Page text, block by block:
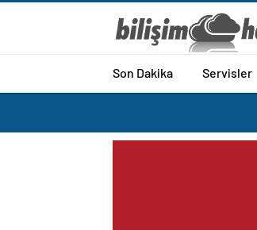
Son Dakika Servisler